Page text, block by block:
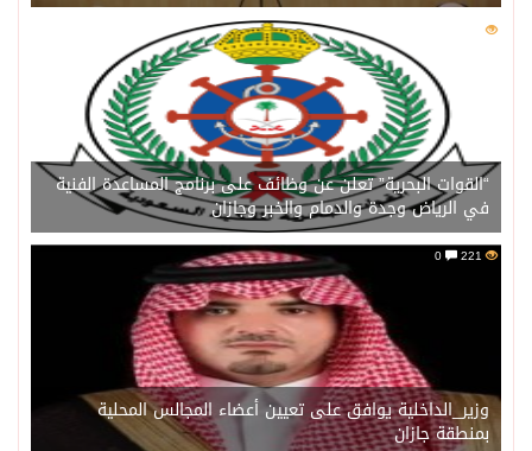
221
“القوات البحرية” تعلن عن وظائف على برنامج المساعدة الفنية
في الرياض وجدة والدمام والخبر وجازان
221
وزير_الداخلية يوافق على تعيين أعضاء المجالس المحلية
بمنطقة جازان